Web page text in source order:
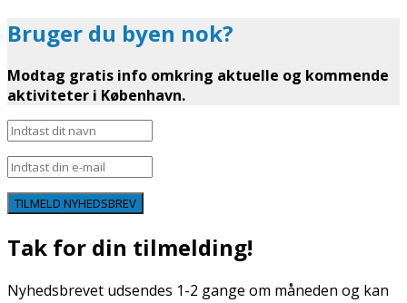
Bruger du byen nok?
Modtag gratis info omkring aktuelle og kommende
aktiviteter i København.
TILMELD NYHEDSBREV
Tak for din tilmelding!
Nyhedsbrevet udsendes 1-2 gange om måneden og kan